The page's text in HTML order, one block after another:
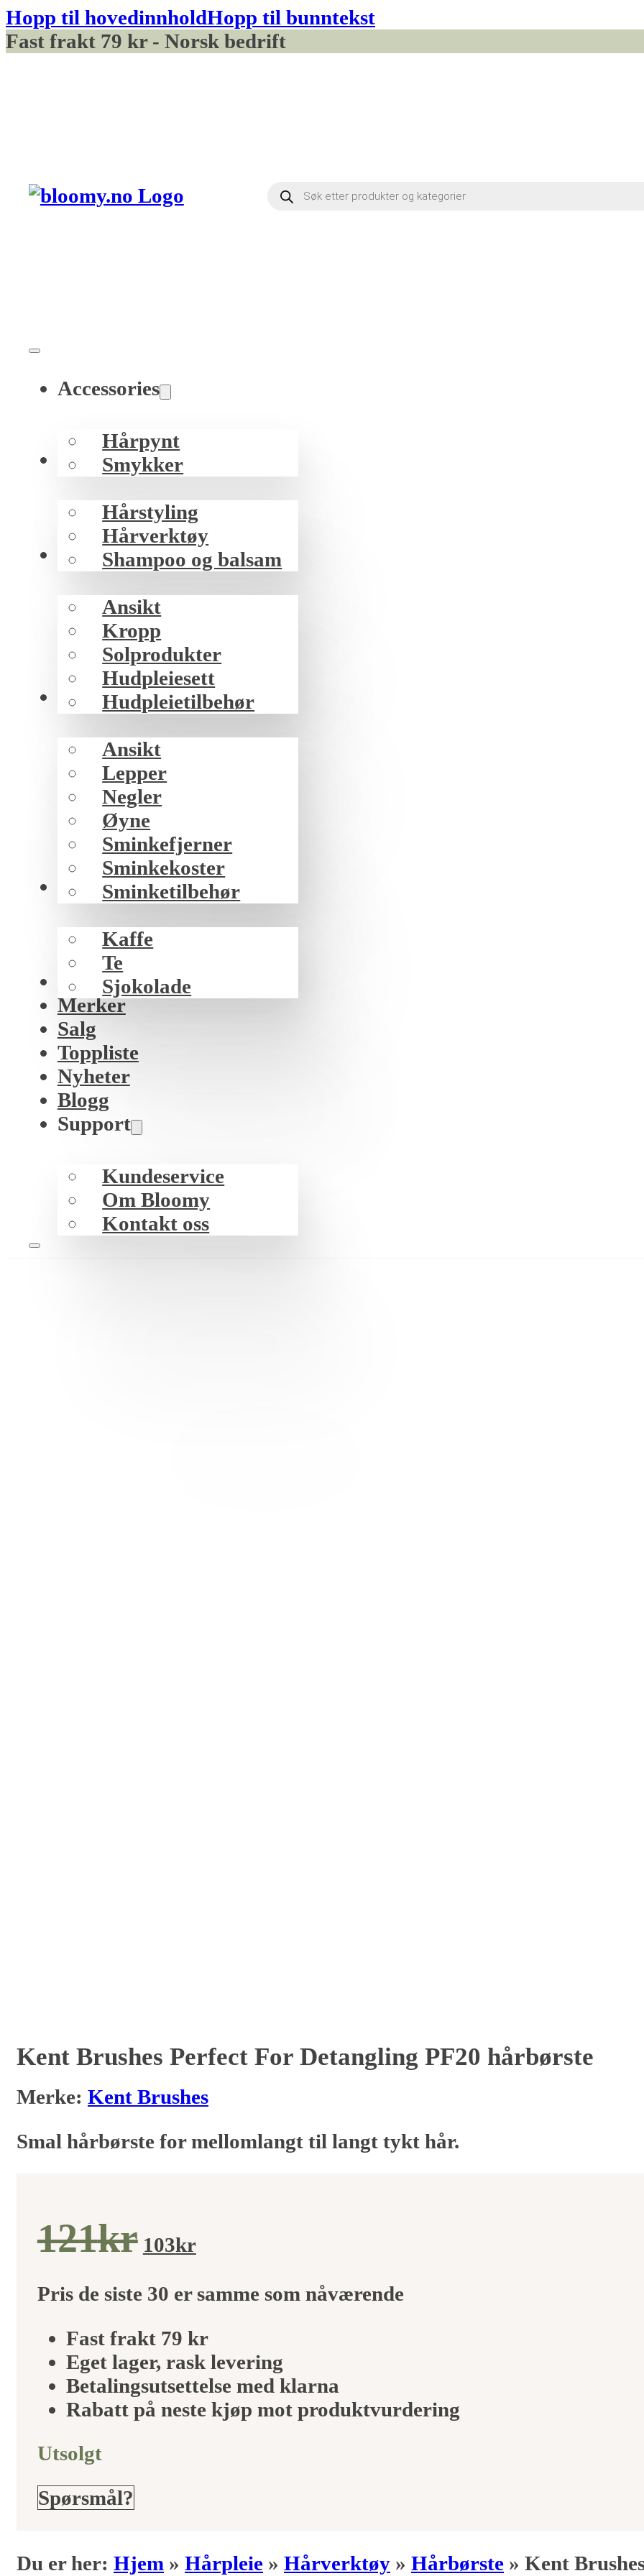
Hopp til hovedinnholdHopp til bunntekst
Fast frakt 79 kr - Norsk bedrift
Products
search
Accessories
Hårpynt
Smykker
Hår
Hårstyling
Hårverktøy
Shampoo og balsam
Hud
Ansikt
Kropp
Solprodukter
Hudpleiesett
Hudpleietilbehør
Sminke
Ansikt
Lepper
Negler
Øyne
Sminkefjerner
Sminkekoster
Sminketilbehør
Mat/drikke
Kaffe
Te
Sjokolade
K-beauty
Merker
Salg
Toppliste
Nyheter
Blogg
Support
Kundeservice
Om Bloomy
Kontakt oss
Kent Brushes Perfect For Detangling PF20 hårbørste
Merke: Kent Brushes
Smal hårbørste for mellomlangt til langt tykt hår.
121krOpprinnelig
pris
var:
121kr.
103krNåværende
pris
er:
103kr.
Pris de siste 30 er samme som nåværende
Fast frakt 79 kr
Eget lager, rask levering
Betalingsutsettelse med klarna
Rabatt på neste kjøp mot produktvurdering
Utsolgt
Spørsmål?
Du er her: Hjem » Hårpleie » Hårverktøy » Hårbørste » Kent